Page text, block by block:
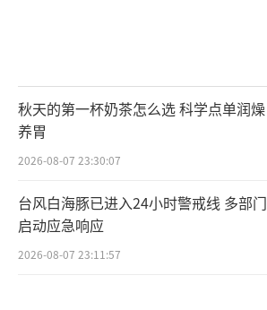
秋天的第一杯奶茶怎么选 科学点单润燥
养胃
2026-08-07 23:30:07
台风白海豚已进入24小时警戒线 多部门
启动应急响应
2026-08-07 23:11:57